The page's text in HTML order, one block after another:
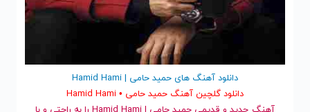
دانلود آهنگ های حمید حامی | Hamid Hami
دانلود گلچین آهنگ حمید حامی • Hamid Hami